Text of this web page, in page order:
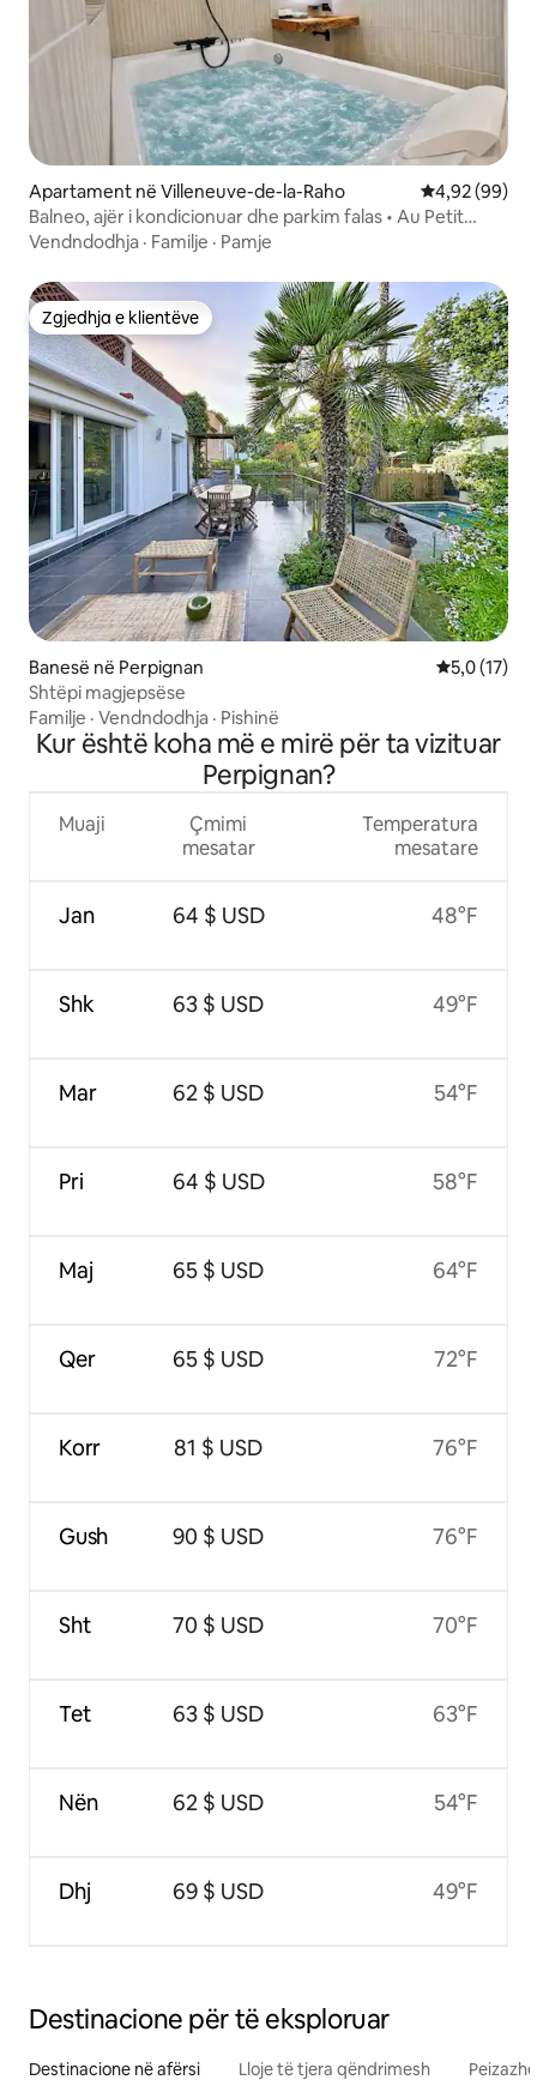
Apartament në Villeneuve-de-la-Raho Vlerësimi
4,92 (99)
Balneo, ajër i kondicionuar dhe parkim falas • Au Petit
Raho
Vendndodhja · Familje · Pamje
Zgjedhja e klientëve
Zgjedhja e klientëve
Banesë në Perpignan Vlerësimi
5,0 (17)
Shtëpi magjepsëse
Familje · Vendndodhja · Pishinë
Kur është koha më e mirë për ta vizituar
Perpignan?
Muaji
Jan
Shk
Mar
Pri
Maj
Qer
Korr
Gush
Sht
Tet
Nën
Dhj
Çmimi
mesatar
64 $ USD
63 $ USD
62 $ USD
64 $ USD
65 $ USD
65 $ USD
81 $ USD
90 $ USD
70 $ USD
63 $ USD
62 $ USD
69 $ USD
Temperatura
mesatare
48°F
49°F
54°F
58°F
64°F
72°F
76°F
76°F
70°F
63°F
54°F
49°F
Destinacione për të eksploruar
Destinacione në afërsi Lloje të tjera qëndrimesh